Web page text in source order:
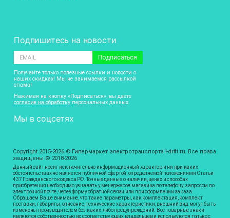
Подпишитесь на новости
Подписаться
Получайте только полезные ссылки и новости о
наших скидках! Мы не занимаемся рассылкой
спама!
Нажимая на кнопку «Подписаться», вы даёте
согласие на обработку персональных данных.
Мы в соцсетях
Copyright 2015-2026 © Гипермаркет электротранспорта i-drift.ru. Все права
защищены © 2018-2026
Данный сайт носит исключительно информационный характер и ни при каких
обстоятельствах не является публичной офертой, определяемой положениями Статьи
437 Гражданского кодекса РФ. Точные данные о наличии, ценах и способах
приобретения необходимо узнавать у менеджеров магазина по телефону, запросом по
электронной почте, через форму обратной связи или при оформлении заказа.
Обращаем Ваше внимание, что такие параметры, как комплектация, комплект
поставки, габариты, описание, технические характеристики, внешний вид могут быть
изменены производителем без каких-либо предупреждений. Все товарные знаки
являются собственностью их соответствующих владельцев и используются только с